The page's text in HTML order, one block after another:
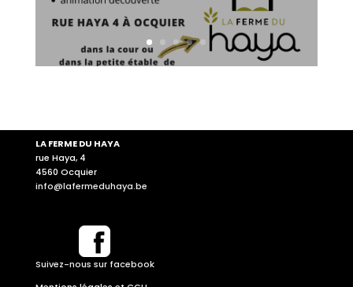
LA FERME DU HAYA
rue Haya, 4
4560 Ocquier
info@lafermeduhaya.be
Suivez-nous sur facebook